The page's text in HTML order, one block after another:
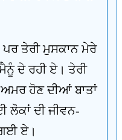
ਪਰ ਤੇਰੀ ਮੁਸਕਾਨ ਮੇਰੇ
ਦੇ ਰਹੀ ਏ। ਤੇਰੀ
ਹੋਣ ਦੀਆਂ ਬਾਤਾਂ
ਲੋਕਾਂ ਦੀ ਜੀਵਨ-
ਗਈ ਏ।